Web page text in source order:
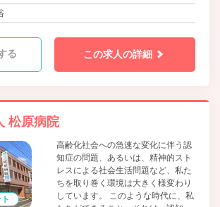
る この求人の詳細
松原病院
高齢化社会への急速な変化に伴う認
知症の問題、あるいは、精神的スト
レスによる社会生活問題など、私た
ちを取り巻く環境は大きく様変わり
しています。 このような時代に、私